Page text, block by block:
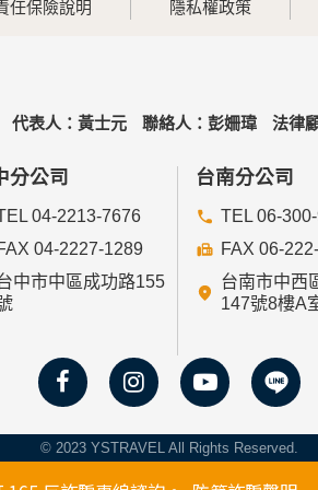
任保險說明 隱私權政策
代表人：黃士元 聯絡人：彭姍瑋 法律
分公司
04-2213-7676
04-2227-1289
中市中區成功路155
台南分公司
TEL 06-
FAX 06-
台南市中西
147號8樓A
© 2023 YSTRAVEL All Rights Reserved.